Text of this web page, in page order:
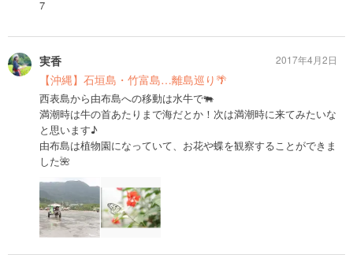
7
実香
【沖縄】石垣島・竹富島…離島巡り🌴
西表島から由布島への移動は水牛で🐃
満潮時は牛の首あたりまで海だとか！次は満潮時に来てみたいな
と思います♪
由布島は植物園になっていて、お花や蝶を観察することができま
した🌺
2017年4月2日